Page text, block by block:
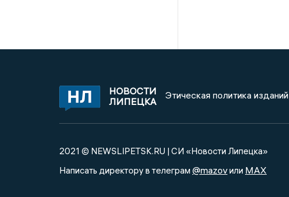
НОВОСТИ
ЛИПЕЦКА
Этическая политика изданий
2021 © NEWSLIPETSK.RU | СИ «Новости Липецка»
Написать директору в телеграм @mazovили MAX